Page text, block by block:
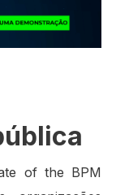
of the BPM